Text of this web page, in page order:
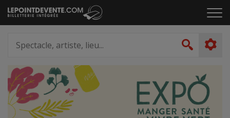
Passer
au
le
artiste,
lieu...